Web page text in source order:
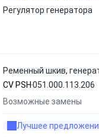
Регулятор генератора
Ременный шкив,
CV PSH 051.000.113.206
Возможные замены
Лучшее